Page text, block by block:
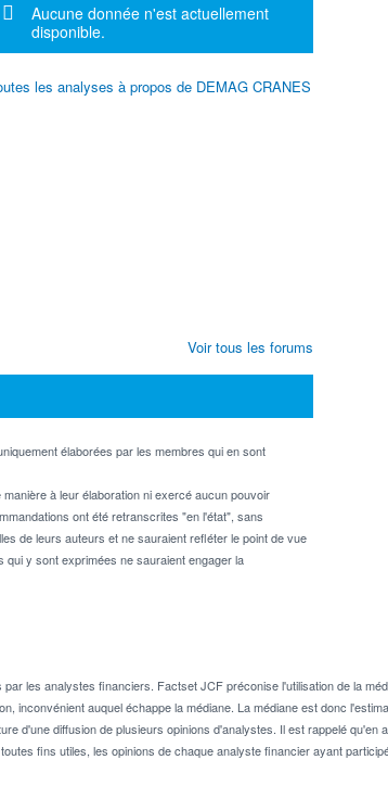
Message d'information
Aucune donnée n'est actuellement
disponible.
les analyses à propos de DEMAG CRANES
élaborées par les membres qui en sont
à leur élaboration ni exercé aucun pouvoir
ont été retranscrites "en l'état", sans
de leurs auteurs et ne sauraient refléter le point de vue
y sont exprimées ne sauraient engager la
Voir tous les forums
les analystes financiers. Factset JCF préconise l'utilisation de la
inconvénient auquel échappe la médiane. La médiane est donc
d'une diffusion de plusieurs opinions d'analystes. Il est rappelé qu'en
fins utiles, les opinions de chaque analyste financier ayant